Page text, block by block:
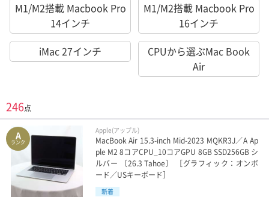
M1/M2搭載 Macbook Pro
14インチ
M1/M2搭載 Macbook Pro
16インチ
iMac 27インチ
CPUから選ぶMac Book
Air
246点
A
ランク
Apple(アップル)
MacBook Air 15.3-inch Mid-2023 MQKR3J／A Ap
ple M2 8コアCPU_10コアGPU 8GB SSD256GB シ
ルバー 〔26.3 Tahoe〕 ［グラフィック：オンボ
ード／USキーボード］
新着